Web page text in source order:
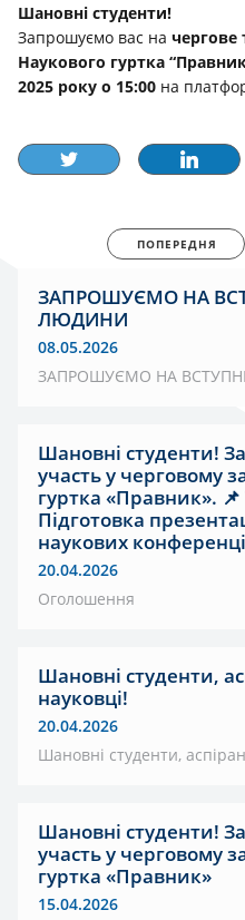
Шановні студенти!
Запрошуємо вас на чергове
Наукового гуртка
2025 року о 15:00 на
ПОПЕРЕДНЯ
ЗАПРОШУЄМО НА
ЛЮДИНИ
08.05.2026
ЗАПРОШУЄМО НА
Шановні студенти!
участь у черговому
гуртка «Правник».
Підготовка
наукових
20.04.2026
Оголошення
Шановні студенти,
науковці!
20.04.2026
Шановні студенти,
Шановні студенти!
участь у черговому
гуртка «Правник»
15.04.2026